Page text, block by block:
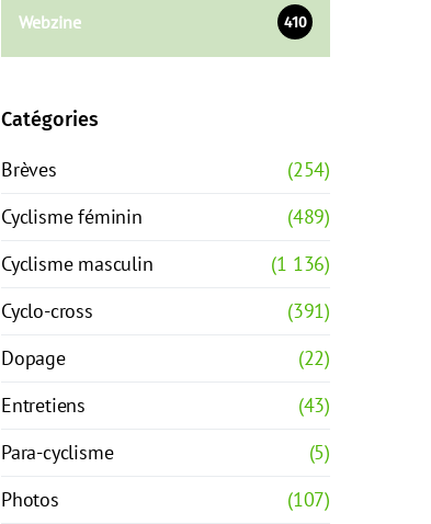
Webzine 410
Catégories
Brèves
(254)
Cyclisme féminin
(489)
Cyclisme masculin
(1 136)
Cyclo-cross
(391)
Dopage
(22)
Entretiens
(43)
Para-cyclisme
(5)
Photos
(107)